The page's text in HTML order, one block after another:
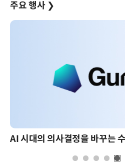
주요 행사 ❯
AI 시대의 의사결정을 바꾸는 수리최적화(Optimization): 실제 산업 적용 사례와 활용 전략 AI 핀옵스 실전 세미나: